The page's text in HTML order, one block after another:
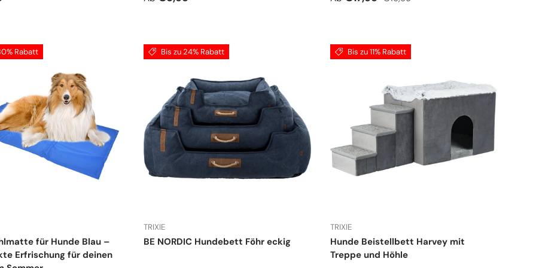
Rabatt
für Hunde Blau –
Erfrischung für deinen
Bis zu 24% Rabatt
TRIXIE
BE NORDIC Hundebett Föhr eckig
Bis zu 11% Rabatt
TRIXIE
Hunde Beistellbett Harvey mit
Treppe und Höhle